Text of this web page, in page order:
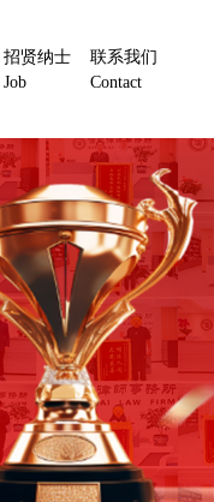
招贤纳士
Job
联系我们
Contact